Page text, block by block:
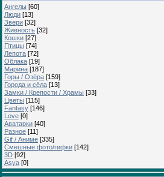
Ангелы [60]
Люди [13]
Звери [32]
Живность [32]
Кошки [27]
Птицы [74]
Лепота [72]
Облака [19]
Марина [187]
Горы / Озёра [159]
Города и сёла [13]
Замки / Крепости / Храмы [33]
Цветы [115]
Fantasy [146]
Love [0]
Аватарки [40]
Разное [11]
Gif / Аниме [335]
Смешные фото/гифки [142]
3D [92]
Asya [0]